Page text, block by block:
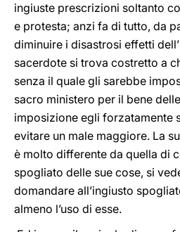
ingiuste prescrizioni soltanto
e protesta; anzi fa di tutto, da
diminuire i disastrosi effetti
sacerdote si trova costretto a
senza il quale gli sarebbe
sacro ministero per il bene
imposizione egli forzatamente
evitare un male maggiore. La
è molto differente da quella di
spogliato delle sue cose, si
domandare all’ingiusto
almeno l’uso di esse.